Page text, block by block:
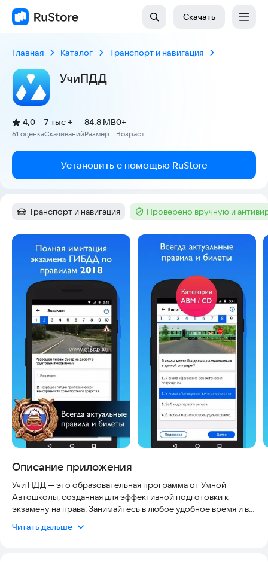
Скачать
Главная Каталог Транспорт и навигация
УчиПДД
Рейтинг:
4,0
(
61 оценка
)
Скачиваний
7 тыс +
Размер
84.8 MB
Возраст
0+
Установить с помощью RuStore
Категория:
Транспорт и навигация Тег :Проверено вручную и
Скриншоты
Описание приложения
Учи ПДД — это образовательная программа от Умной
Автошколы, созданная для эффективной подготовки к
экзамену на права. Занимайтесь в любое удобное время и в
Читать дальше